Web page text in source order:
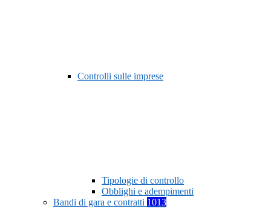
Controlli sulle imprese
Tipologie di controllo
Obblighi e adempimenti
Bandi di gara e contratti 1013